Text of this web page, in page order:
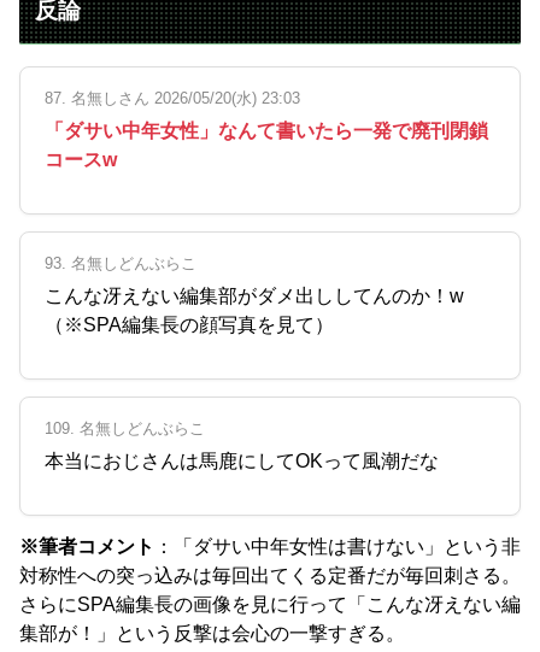
反論
87. 名無しさん 2026/05/20(水) 23:03
「ダサい中年女性」なんて書いたら一発で廃刊閉鎖
コースw
93. 名無しどんぶらこ
こんな冴えない編集部がダメ出ししてんのか！w
（※SPA編集長の顔写真を見て）
109. 名無しどんぶらこ
本当におじさんは馬鹿にしてOKって風潮だな
※筆者コメント ：「ダサい中年女性は書けない」という非
対称性への突っ込みは毎回出てくる定番だが毎回刺さる。
さらにSPA編集長の画像を見に行って「こんな冴えない編
集部が！」という反撃は会心の一撃すぎる。